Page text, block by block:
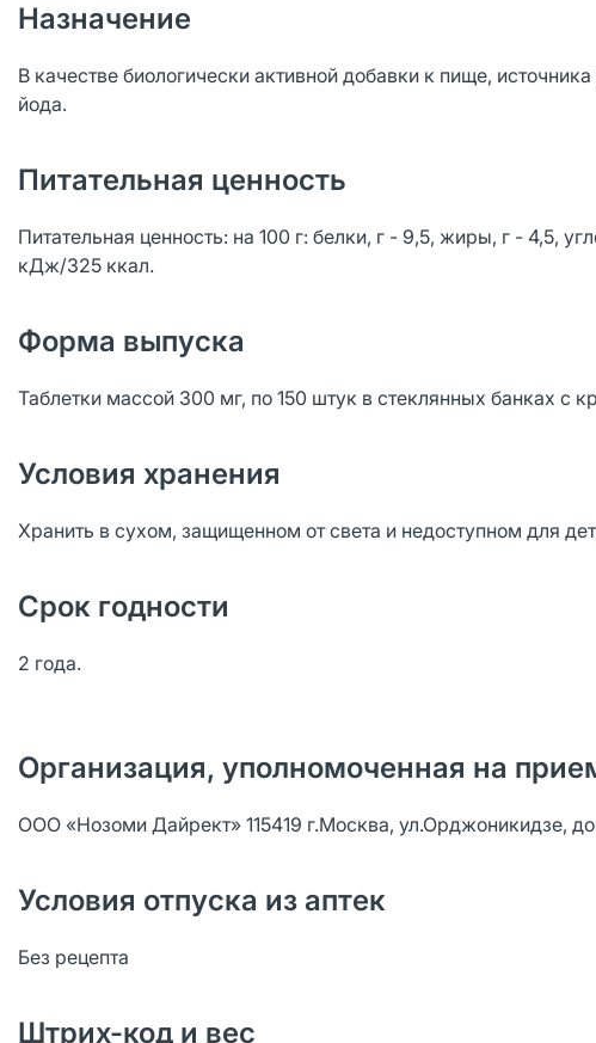
Назначение
В качестве биологически активной добавки к пище,
йода.
Питательная ценность
Питательная ценность: на 100 г: белки, г - 9,5, жиры, г - 4,5,
кДж/325 ккал.
Форма выпуска
Таблетки массой 300 мг, по 150 штук в стеклянных банках с
Условия хранения
Хранить в сухом, защищенном от света и недоступном для
Срок годности
2 года.
Организация, уполномоченная на
ООО «Нозоми Дайрект» 115419 г.Москва, ул.Орджоникидзе,
Условия отпуска из аптек
Без рецепта
Штрих-код и вес